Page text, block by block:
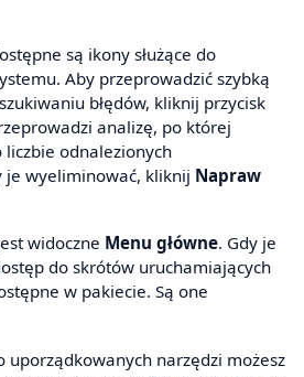
są ikony służące do
Aby przeprowadzić szybką
błędów, kliknij przycisk
analizę, po której
odnalezionych
je wyeliminować, kliknij Napraw
widoczne Menu główne. Gdy je
do skrótów uruchamiających
w pakiecie. Są one
uporządkowanych narzędzi możesz